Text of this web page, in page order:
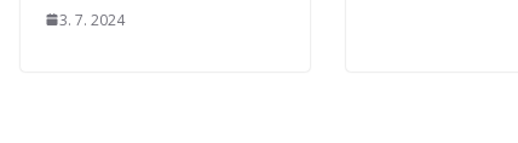
3. 7. 2024